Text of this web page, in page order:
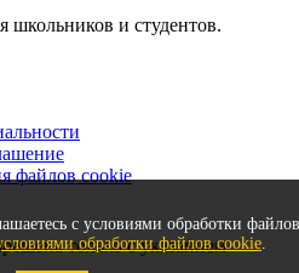
с условиями обработки файлов
обработки файлов cookie.
школьников и студентов.
файлов cookie
только с указанием